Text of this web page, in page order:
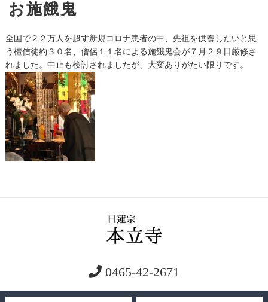
お施餓鬼
全国で２２万人を超す新規コロナ患者の中、先祖を供養したいと思
う檀信徒約３０名、僧侶１１名による施餓鬼会が７月２９日厳修さ
れました。中止も検討されましたが、大変ありがたい限りです。
0465-42-2671